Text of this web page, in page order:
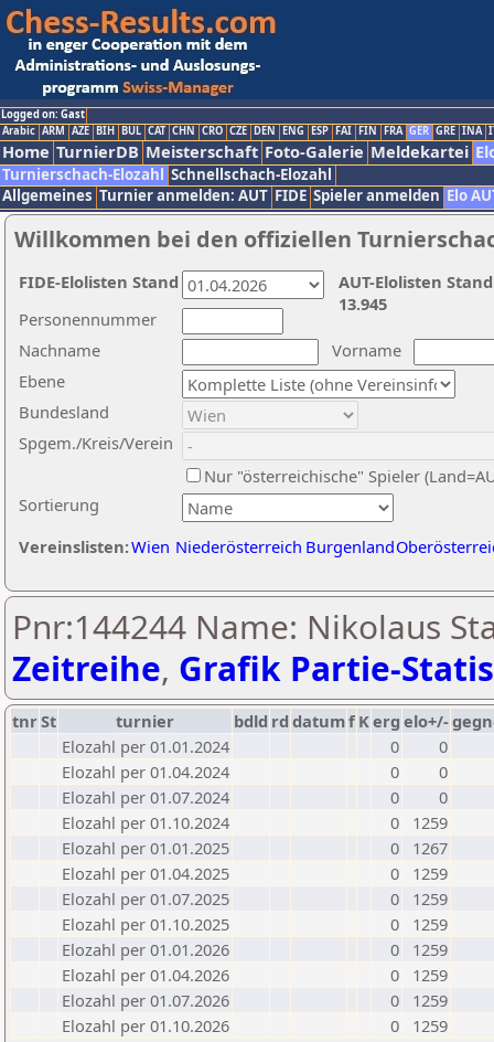
Logged on: Gast
Arabic ARM AZE BIH BUL CAT CHN CRO CZE DEN ENG ESP FAI FIN FRA GER GRE INA
Home TurnierDB Meisterschaft Foto-Galerie Meldekartei
Turnierschach-Elozahl Schnellschach-Elozahl
Allgemeines Turnier anmelden: AUT FIDE Spieler anmelden Elo
Willkommen bei den offiziellen
Nachname
Vorname
Ebene
Sortierung
Personennummer
Bundesland
Spgem./Kreis/Verein
Nur "österreichische" Spieler
Vereinslisten:Wien Niederösterreich Burgenland
AUT-Elolisten
13.945
FIDE-Elolisten Stand
Pnr:144244 Name: Nikolaus
Zeitreihe, Grafik Partie-
tnrSt turnier bdld rd datumf Kerg elo+/-
Elozahl per 01.01.2024
0
0
Elozahl per 01.04.2024
0
0
Elozahl per 01.07.2024
0
0
Elozahl per 01.10.2024
0
1259
Elozahl per 01.01.2025
0
1267
Elozahl per 01.04.2025
0
1259
Elozahl per 01.07.2025
0
1259
Elozahl per 01.10.2025
0
1259
Elozahl per 01.01.2026
0
1259
Elozahl per 01.04.2026
0
1259
Elozahl per 01.07.2026
0
1259
Elozahl per 01.10.2026
0 1259